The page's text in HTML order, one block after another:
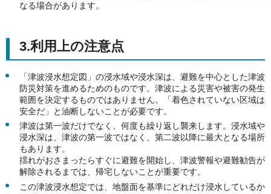
なる場合があります。
3.利用上の注意点
「津波浸水想定図」の浸水域や浸水深は、避難を中心とした津波
防災対策を進めるためのものです。津波による災害や被害の発生
範囲を決定するものではありません。「着色されていない区域は
安全だ」と油断しないことが必要です。
津波は第一波だけでなく、何度も繰り返し襲来します。浸水域や
浸水深は、津波の第一波ではなく、第二波以降に最大となる場所
もあります。
揺れがおさまったらすぐに避難を開始し、津波警報や避難勧告が
解除されるまでは、帰宅しないことが重要です。
この津波浸水想定では、地盤面を基準にどれだけ浸水しているか